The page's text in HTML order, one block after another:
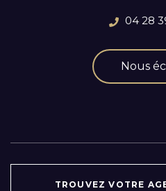
04 28
Nous
TROUVEZ VOTRE